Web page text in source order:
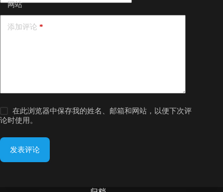
网站
添加评论 *
在此浏览器中保存我的姓名、邮箱和网站，以便下次评
论时使用。
发表评论